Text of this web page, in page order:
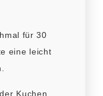
für 30
eine leicht
Kuchen